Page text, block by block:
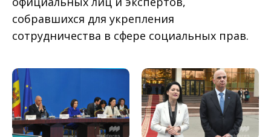
собравшихся для укрепления
сотрудничества в сфере социальных прав.